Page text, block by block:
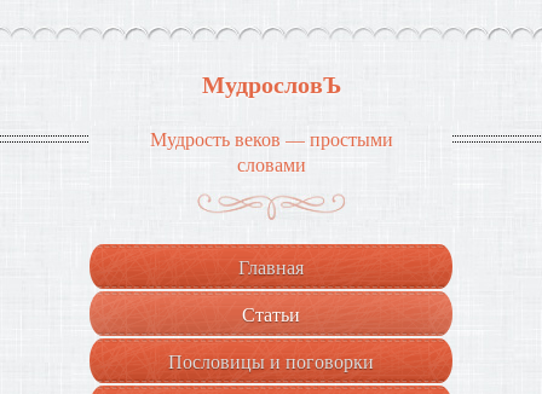
МудрословЪ
Мудрость веков — простыми
словами
Главная
Статьи
Пословицы и поговорки